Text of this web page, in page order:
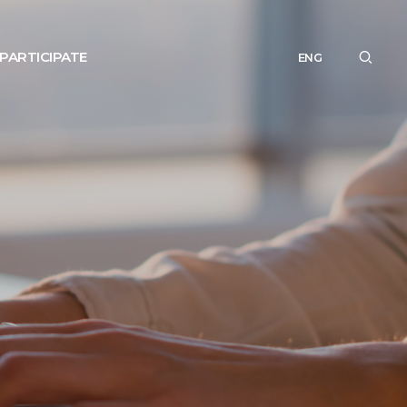
PARTICIPATE ENG